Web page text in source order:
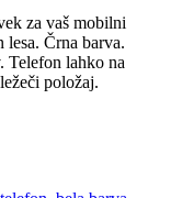
za vaš mobilni
Črna barva.
Telefon lahko na
položaj.